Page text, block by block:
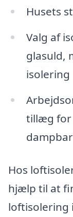
Husets
Valg af
glasuld,
isolering
tillæg for
Hos
hjælp til at
loftisolering